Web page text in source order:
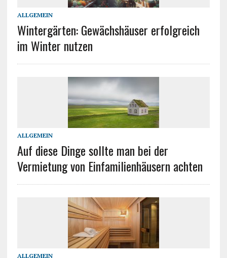
ALLGEMEIN
Wintergärten: Gewächshäuser erfolgreich
im Winter nutzen
ALLGEMEIN
Auf diese Dinge sollte man bei der
Vermietung von Einfamilienhäusern achten
ALLGEMEIN